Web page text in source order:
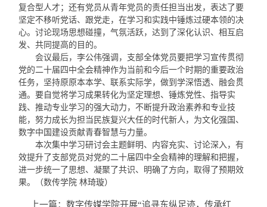
复合型人才；还有党员从青年党员的责任担当出发，表达了要
坚定不移听党话、跟党走，在学习和实践中锤炼过硬本领的决
心。讨论现场思想碰撞，气氛活跃，达到了深化认识、相互启
发、共同提高的目的。
会议最后，李公伟强调，支部全体党员要把学习宣传贯彻
党的二十届四中全会精神作为当前和今后一个时期的重要政治
任务，坚持原原本本学、联系实际学，做到学深悟透、融会贯
通。要自觉将学习成果转化为坚定理想、锤炼党性、指导实
践、推动专业学习的强大动力，不断提升政治素养和专业技
能，努力成长为担当民族复兴大任的时代新人，为文化强国、
数字中国建设贡献青春智慧与力量。
本次集中学习研讨会主题鲜明、内容充实、讨论深入，有
效提升了支部党员对党的二十届四中全会精神的理解和把握，
进一步统一了思想、凝聚了共识、明确了方向，取得了预期效
果。（数传学院 林琦璇）
上一篇：数字传媒学院开展“追寻东纵足迹，传承红